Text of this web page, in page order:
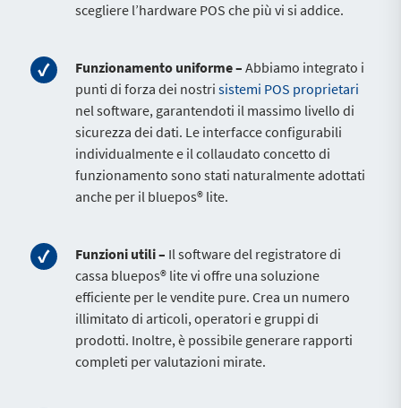
scegliere l’hardware POS che più vi si addice.
Funzionamento uniforme – Abbiamo integrato i
punti di forza dei nostri sistemi POS proprietari
nel software, garantendoti il massimo livello di
sicurezza dei dati. Le interfacce configurabili
individualmente e il collaudato concetto di
funzionamento sono stati naturalmente adottati
anche per il bluepos® lite.
Funzioni utili – Il software del registratore di
cassa bluepos® lite vi offre una soluzione
efficiente per le vendite pure. Crea un numero
illimitato di articoli, operatori e gruppi di
prodotti. Inoltre, è possibile generare rapporti
completi per valutazioni mirate.